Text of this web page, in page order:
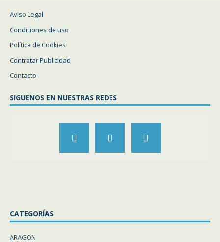
Aviso Legal
Condiciones de uso
Política de Cookies
Contratar Publicidad
Contacto
SIGUENOS EN NUESTRAS REDES
CATEGORÍAS
ARAGON